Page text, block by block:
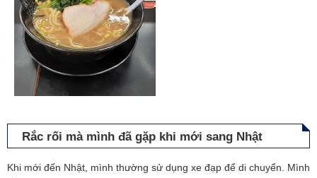
Rắc rối mà mình đã gặp khi mới sang Nhật
Khi mới đến Nhật, mình thường sử dụng xe đạp để di chuyển. Mình